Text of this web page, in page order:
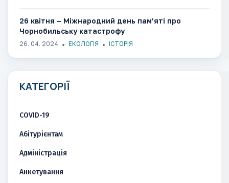
26 квітня – Міжнародний день пам’яті про
Чорнобильську катастрофу
26. 04. 2024 ЕКОЛОГІЯ ІСТОРІЯ
КАТЕГОРІЇ
COVID-19
Абітурієнтам
Адміністрація
Анкетування